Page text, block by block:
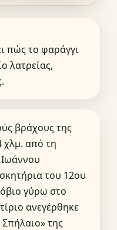
πώς το φαράγγι
λατρείας,
βράχους της
χλμ. από τη
του 12ου
γύρω στο
ανεγέρθηκε
της